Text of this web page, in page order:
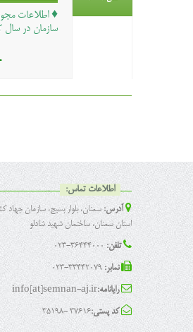
♦ اطلاعات
سازمان در سال ۱۴۰۲
اطلاعات تماس:
آدرس:سمنان، بلوار بسیج، سازمان جهاد
استان سمنان، ساختمان شهید شادلو
تلفن: 36444000-023
نمابر: 33442079-023
رایانامه:info[at]semnan-aj.ir
کد پستی:37616 -35198